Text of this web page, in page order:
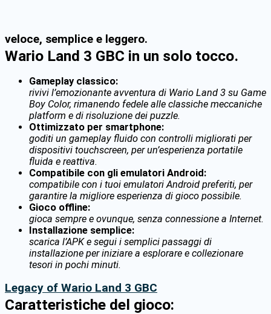
veloce, semplice e leggero.
Wario Land 3 GBC in un solo tocco.
Gameplay classico:
rivivi l’emozionante avventura di Wario Land 3 su Game
Boy Color, rimanendo fedele alle classiche meccaniche
platform e di risoluzione dei puzzle.
Ottimizzato per smartphone:
goditi un gameplay fluido con controlli migliorati per
dispositivi touchscreen, per un’esperienza portatile
fluida e reattiva.
Compatibile con gli emulatori Android:
compatibile con i tuoi emulatori Android preferiti, per
garantire la migliore esperienza di gioco possibile.
Gioco offline:
gioca sempre e ovunque, senza connessione a Internet.
Installazione semplice:
scarica l’APK e segui i semplici passaggi di
installazione per iniziare a esplorare e collezionare
tesori in pochi minuti.
Legacy of Wario Land 3 GBC
Caratteristiche del gioco: